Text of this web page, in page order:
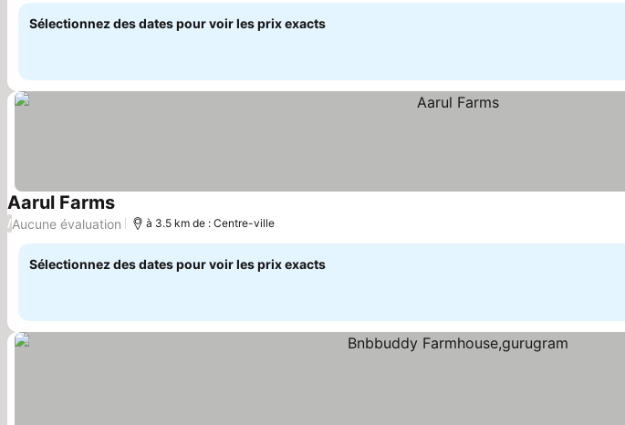
Sélectionnez des dates pour voir les prix exacts
Aarul FarmsConsulter les prix
/Aucune évaluation à 3.5 km de : Centre-ville
Sélectionnez des dates pour voir les prix exacts